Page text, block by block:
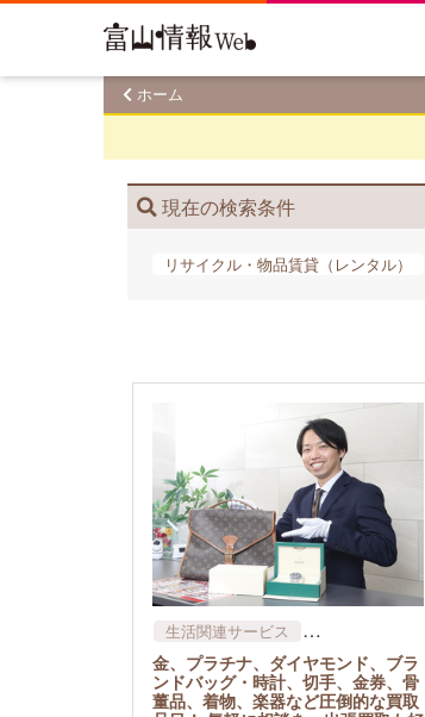
ホーム
現在の検索条件
リサイクル・物品賃貸​（レンタル）
生活関連サービス
リサイクル・物品賃貸​（レンタ
ル）
金、プラチナ、ダイヤモンド、ブラ
ンドバッグ・時計、切手、金券、骨
董品、着物、楽器など圧倒的な買取